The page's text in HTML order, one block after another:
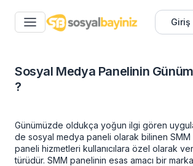
Giriş
Sosyal Medya Panelinin
?
Günümüzde oldukça yoğun ilgi gören
de sosyal medya paneli olarak bilinen SMM
paneli hizmetleri kullanıcılara özel olarak
türüdür. SMM panelinin esas amacı bir